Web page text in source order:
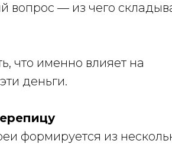
вопрос — из чего
что именно влияет на
деньги.
формируется из